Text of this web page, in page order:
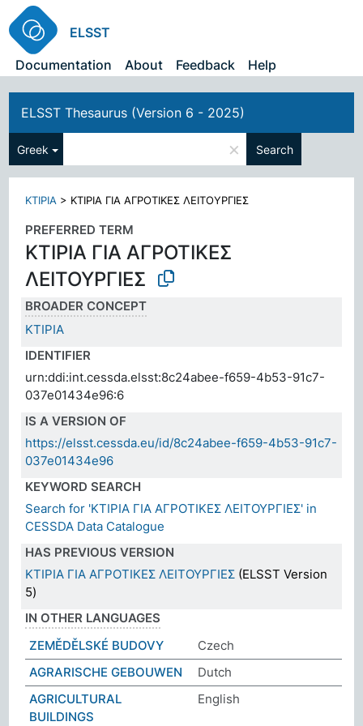
ELSST
Documentation
About Feedback Help
ELSST Thesaurus (Version 6 - 2025)
Greek × Search
ΚΤΙΡΙΑ > ΚΤΙΡΙΑ ΓΙΑ ΑΓΡΟΤΙΚΕΣ ΛΕΙΤΟΥΡΓΙΕΣ
PREFERRED TERM
ΚΤΙΡΙΑ ΓΙΑ ΑΓΡΟΤΙΚΕΣ
ΛΕΙΤΟΥΡΓΙΕΣ
BROADER CONCEPT
ΚΤΙΡΙΑ
IDENTIFIER
urn:ddi:int.cessda.elsst:8c24abee-f659-4b53-91c7-
037e01434e96:6
IS A VERSION OF
https://elsst.cessda.eu/id/8c24abee-f659-4b53-91c7-
037e01434e96
KEYWORD SEARCH
Search for 'ΚΤΙΡΙΑ ΓΙΑ ΑΓΡΟΤΙΚΕΣ ΛΕΙΤΟΥΡΓΙΕΣ' in
CESSDA Data Catalogue
HAS PREVIOUS VERSION
ΚΤΙΡΙΑ ΓΙΑ ΑΓΡΟΤΙΚΕΣ ΛΕΙΤΟΥΡΓΙΕΣ (ELSST Version
5)
IN OTHER LANGUAGES
ZEMĚDĚLSKÉ BUDOVY
Czech
AGRARISCHE GEBOUWEN
Dutch
AGRICULTURAL
BUILDINGS
English